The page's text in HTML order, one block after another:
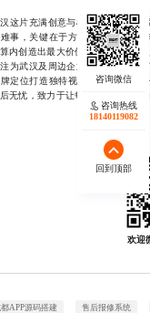
充满创意与机遇的土地上，找
事，关键在于方法与判断力。
内创造出最大价值？谁能在一次
武汉及周边企业提供高品质的
定位打造独特视觉语言，确保
无忧，致力于让每一次合作都成
欢迎
都APP源码搭建 售后报修系统
咨询热线
18140119082
回到顶部